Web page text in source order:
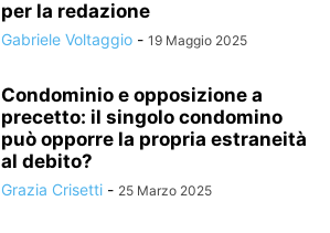
per la redazione
Gabriele Voltaggio - 19 Maggio 2025
Condominio e opposizione a
precetto: il singolo condomino
può opporre la propria estraneità
al debito?
Grazia Crisetti - 25 Marzo 2025